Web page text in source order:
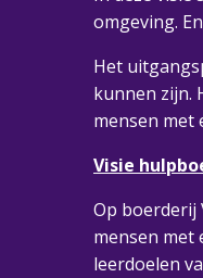
omgeving.
Het
kunnen zijn.
mensen
Visie
Op boerderij
mensen met
leerdoelen